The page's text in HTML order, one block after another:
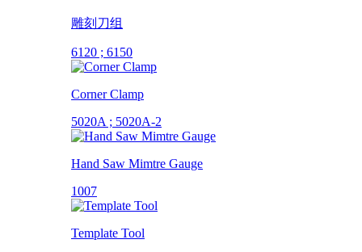
雕刻刀组
6120 ; 6150
Corner Clamp
5020A ; 5020A-2
Hand Saw Mimtre Gauge
1007
Template Tool